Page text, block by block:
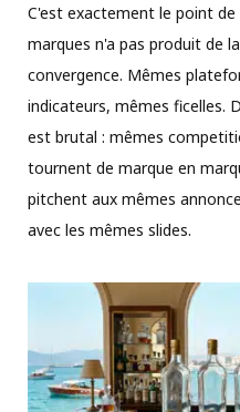
C'est exactement le point
marques n'a pas produit de
convergence. Mêmes
indicateurs, mêmes ficelles.
est brutal : mêmes
tournent de marque en
pitchent aux mêmes
avec les mêmes slides.